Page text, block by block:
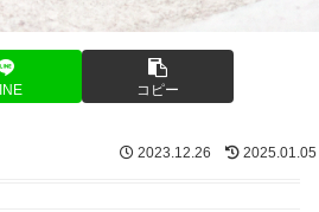
コピー
2023.12.26 2025.01.05